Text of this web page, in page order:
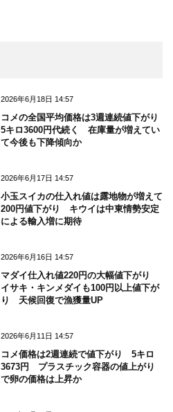
2026年6月18日 14:57
コメの全国平均価格は3週連続値下がり
5キロ3600円代続く 在庫量が増えてい
て今後も下降傾向か
2026年6月17日 14:57
小玉スイカの仕入れ値は露地物が増えて
200円値下がり キウイは中東情勢安定
による輸入増に期待
2026年6月16日 14:57
マダイ仕入れ値220円の大幅値下がり
イサキ・キンメダイも100円以上値下が
り 天候回復で漁獲量UP
2026年6月11日 14:57
コメ価格は2週連続で値下がり 5キロ
3673円 プラスチック容器の値上がり
で卵の価格は上昇か